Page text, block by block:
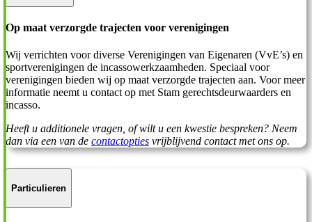
Op maat verzorgde trajecten voor verenigingen
Wij verrichten voor diverse Verenigingen van Eigenaren (VvE’s) en
sportverenigingen de incassowerkzaamheden. Speciaal voor
verenigingen bieden wij op maat verzorgde trajecten aan. Voor meer
informatie neemt u contact op met Stam gerechtsdeurwaarders en
incasso.
Heeft u additionele vragen, of wilt u een kwestie bespreken? Neem
dan via een van de contactopties vrijblijvend contact met ons op.
Particulieren